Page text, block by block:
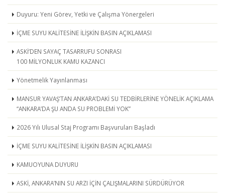
Duyuru: Yeni Görev, Yetki ve Çalışma Yönergeleri
İÇME SUYU KALİTESİNE İLİŞKİN BASIN AÇIKLAMASI
ASKİ’DEN SAYAÇ TASARRUFU SONRASI
100 MİLYONLUK KAMU KAZANCI
Yönetmelik Yayınlanması
MANSUR YAVAŞ’TAN ANKARA’DAKİ SU TEDBİRLERİNE YÖNELİK AÇIKLAMA
“ANKARA’DA ŞU ANDA SU PROBLEMİ YOK”
2026 Yılı Ulusal Staj Programı Başvuruları Başladı
İÇME SUYU KALİTESİNE İLİŞKİN BASIN AÇIKLAMASI
KAMUOYUNA DUYURU
ASKİ, ANKARA’NIN SU ARZI İÇİN ÇALIŞMALARINI SÜRDÜRÜYOR